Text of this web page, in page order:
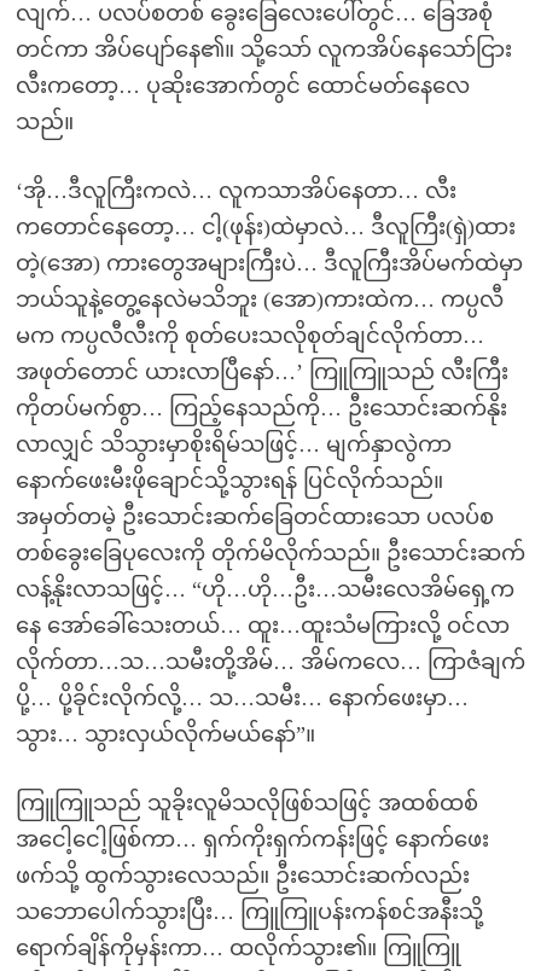
လျက်… ပလပ်စတစ် ခွေးခြေလေးပေါ်တွင်… ခြေအစုံ
တင်ကာ အိပ်ပျော်နေ၏။ သို့သော် လူကအိပ်နေသော်ငြား
လီးကတော့… ပုဆိုးအောက်တွင် ထောင်မတ်နေလေ
သည်။
‘အို…ဒီလူကြီးကလဲ… လူကသာအိပ်နေတာ… လီး
ကတောင်နေတော့… ငါ့(ဖုန်း)ထဲမှာလဲ… ဒီလူကြီး(ရှဲ)ထား
တဲ့(အော) ကားတွေအများကြီးပဲ… ဒီလူကြီးအိပ်မက်ထဲမှာ
ဘယ်သူနဲ့တွေ့နေလဲမသိဘူး (အော)ကားထဲက… ကပ္ပလီ
မက ကပ္ပလီလီးကို စုတ်ပေးသလိုစုတ်ချင်လိုက်တာ…
အဖုတ်တောင် ယားလာပြီနော်…’ ကြူကြူသည် လီးကြီး
ကိုတပ်မက်စွာ… ကြည့်နေသည်ကို… ဦးသောင်းဆက်နိုး
လာလျှင် သိသွားမှာစိုးရိမ်သဖြင့်… မျက်နှာလွဲကာ
နောက်ဖေးမီးဖိုချောင်သို့သွားရန် ပြင်လိုက်သည်။
အမှတ်တမဲ့ ဦးသောင်းဆက်ခြေတင်ထားသော ပလပ်စ
တစ်ခွေးခြေပုလေးကို တိုက်မိလိုက်သည်။ ဦးသောင်းဆက်
လန့်နိုးလာသဖြင့်… “ဟို…ဟို…ဦး…သမီးလေအိမ်ရှေ့က
နေ အော်ခေါ်သေးတယ်… ထူး…ထူးသံမကြားလို့ ဝင်လာ
လိုက်တာ…သ…သမီးတို့အိမ်… အိမ်ကလေ… ကြာဇံချက်
ပို့… ပို့ခိုင်းလိုက်လို့… သ…သမီး… နောက်ဖေးမှာ…
သွား… သွားလှယ်လိုက်မယ်နော်”။
ကြူကြူသည် သူခိုးလူမိသလိုဖြစ်သဖြင့် အထစ်ထစ်
အငေါ့ငေါ့ဖြစ်ကာ… ရှက်ကိုးရှက်ကန်းဖြင့် နောက်ဖေး
ဖက်သို့ ထွက်သွားလေသည်။ ဦးသောင်းဆက်လည်း
သဘောပေါက်သွားပြီး… ကြူကြူပန်းကန်စင်အနီးသို့
ရောက်ချိန်ကိုမှန်းကာ… ထလိုက်သွား၏။ ကြူကြူ